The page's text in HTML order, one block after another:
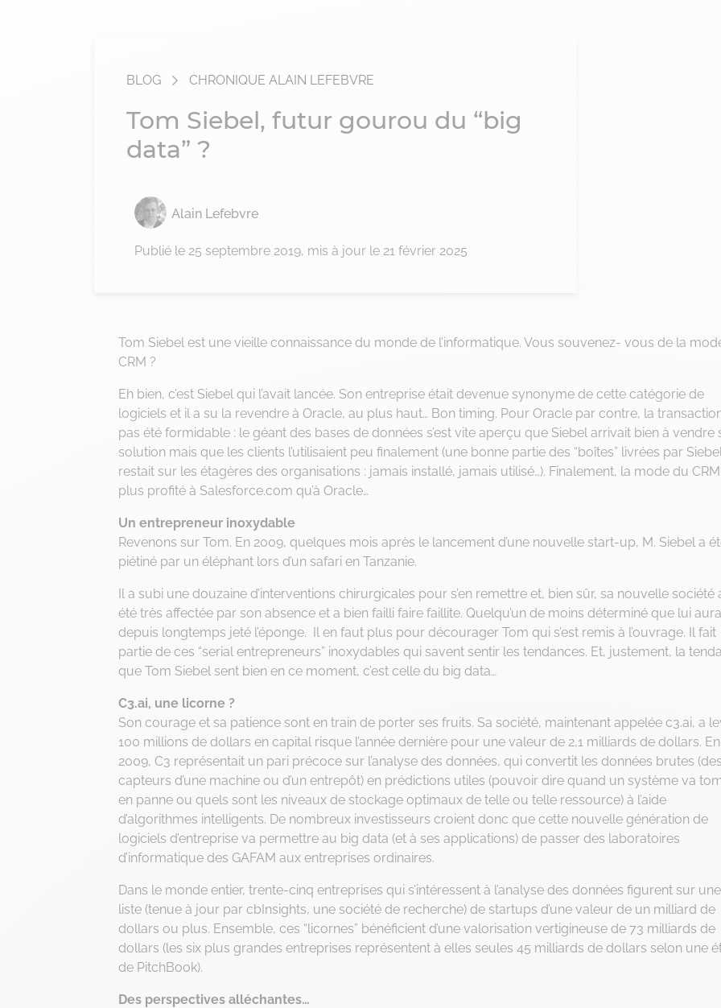
BLOG CHRONIQUE ALAIN LEFEBVRE
Tom Siebel, futur gourou du “big
data” ?
Alain Lefebvre
Publié le 25 septembre 2019, mis à jour le 21 février 2025
Tom Siebel est une vieille connaissance du monde de l’informatique. Vous souvenez- vous de la
CRM ?
Eh bien, c’est Siebel qui l’avait lancée. Son entreprise était devenue synonyme de cette catégorie de
logiciels et il a su la revendre à Oracle, au plus haut… Bon timing. Pour Oracle par contre, la transaction
pas été formidable : le géant des bases de données s’est vite aperçu que Siebel arrivait bien à vendre
solution mais que les clients l’utilisaient peu finalement (une bonne partie des “boîtes” livrées par
restait sur les étagères des organisations : jamais installé, jamais utilisé…). Finalement, la mode du
plus profité à Salesforce.com qu’à Oracle…
Un entrepreneur inoxydable
Revenons sur Tom. En 2009, quelques mois après le lancement d’une nouvelle start-up, M. Siebel a
piétiné par un éléphant lors d’un safari en Tanzanie.
Il a subi une douzaine d’interventions chirurgicales pour s’en remettre et, bien sûr, sa nouvelle société
été très affectée par son absence et a bien failli faire faillite. Quelqu’un de moins déterminé que lui
depuis longtemps jeté l’éponge. Il en faut plus pour décourager Tom qui s’est remis à l’ouvrage. Il fait
partie de ces “serial entrepreneurs” inoxydables qui savent sentir les tendances. Et, justement, la
que Tom Siebel sent bien en ce moment, c’est celle du big data…
C3.ai, une licorne ?
Son courage et sa patience sont en train de porter ses fruits. Sa société, maintenant appelée c3.ai, a
100 millions de dollars en capital risque l’année dernière pour une valeur de 2,1 milliards de dollars. En
2009, C3 représentait un pari précoce sur l’analyse des données, qui convertit les données brutes (des
capteurs d’une machine ou d’un entrepôt) en prédictions utiles (pouvoir dire quand un système va
en panne ou quels sont les niveaux de stockage optimaux de telle ou telle ressource) à l’aide
d’algorithmes intelligents. De nombreux investisseurs croient donc que cette nouvelle génération de
logiciels d’entreprise va permettre au big data (et à ses applications) de passer des laboratoires
d’informatique des GAFAM aux entreprises ordinaires.
Dans le monde entier, trente-cinq entreprises qui s’intéressent à l’analyse des données figurent sur une
liste (tenue à jour par cbInsights, une société de recherche) de startups d’une valeur de un milliard de
dollars ou plus. Ensemble, ces “licornes” bénéficient d’une valorisation vertigineuse de 73 milliards de
dollars (les six plus grandes entreprises représentent à elles seules 45 milliards de dollars selon une
de PitchBook).
Des perspectives alléchantes…